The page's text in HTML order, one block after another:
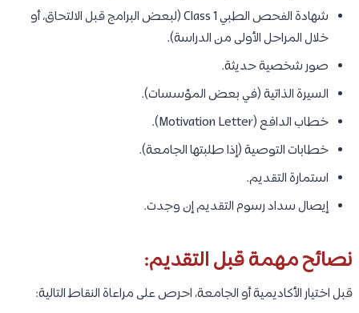
شهادة الفحص الطبي Class 1 (لبعض البرامج قبل الالتحاق، أو
خلال المراحل الأولى من الدراسة).
صور شخصية حديثة.
السيرة الذاتية (في بعض المؤسسات).
خطاب الدافع (Motivation Letter).
خطابات التوصية (إذا طلبتها الجامعة).
استمارة التقديم.
إيصال سداد رسوم التقديم إن وجدت.
نصائح مهمة قبل التقديم:
قبل اختيار الأكاديمية أو الجامعة، احرص على مراعاة النقاط التالية: